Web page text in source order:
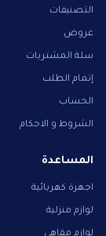
التصنيفات
عروض
سلة المشتريات
إتمام الطلب
الحساب
الشروط و الاحكام
المساعدة
اجهزة كهربائية
لوازم منزلية
لوازم مقاهي